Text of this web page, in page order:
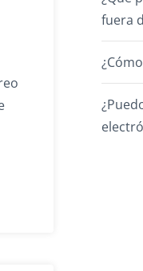
fuera